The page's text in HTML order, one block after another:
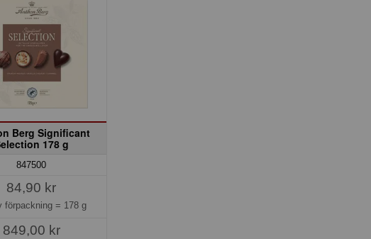
Berg Significant
178 g
847500
84,90 kr
förpackning = 178 g
849,00 kr